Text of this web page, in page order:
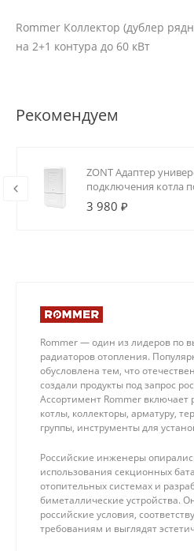
Rommer Коллектор (дублер
на 2+1 контура до 60 кВт
Рекомендуем
ZONT Адаптер
подключения котла
3 980 ₽
Rommer — один из лидеров по
радиаторов отопления.
обусловлена тем, что
создали продукты под запрос
Ассортимент Rommer включает
котлы, коллекторы, арматуру,
группы, инструменты для
Российские инженеры
использования секционных
отопительных системах и
биметаллические устройства.
российские условия,
требованиям и выглядят